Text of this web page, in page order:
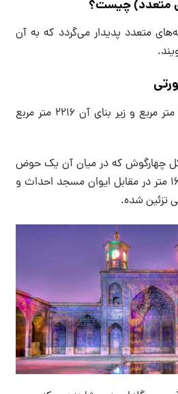
متعدد) چیست؟
در سقف کاسه‌سازی شمسه‌های متعدد پدیدار می‌‎گردد که به آن
مساحت این مسجد ۲۸۹۰ متر مربع و زیر بنای آن ۲۲۱۶ متر مربع
چهارگوش که در میان آن یک حوض
به طول و عرض ۴/۵ _ ۱۶/۵ متر در مقابل ایوان مسجد احداث و
تزئین شده.